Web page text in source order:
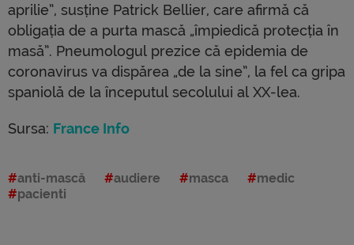
aprilie”, susține Patrick Bellier, care afirmă că
obligația de a purta mască „împiedică protecția în
masă”. Pneumologul prezice că epidemia de
coronavirus va dispărea „de la sine”, la fel ca gripa
spaniolă de la începutul secolului al XX-lea.
Sursa: France Info
anti-mască audiere masca
medic
pacienti